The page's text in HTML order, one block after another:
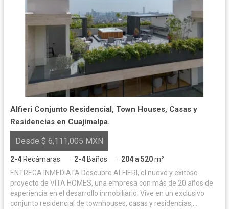
Alfieri Conjunto Residencial, Town Houses, Casas y
Residencias en Cuajimalpa.
Desde $ 6,111,005 MXN
2-4 Recámaras · 2-4 Baños · 204 a 520m²
ENTREGA INMEDIATA Descubre ALFIERI, el nuevo y exitoso
proyecto de VITA HOMES, una empresa con más de 20 años de
experiencia en el desarrollo inmobiliario. Vive en un exclusivo
conjunto residencial de townhouses, casas y residencias,